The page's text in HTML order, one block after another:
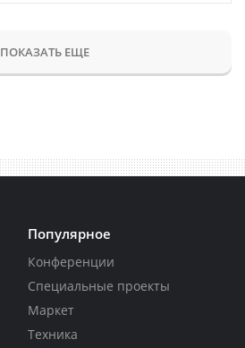
ПОКАЗАТЬ ЕЩЕ
Популярное
Конференции
Специальные проекты
Маркет
Техника